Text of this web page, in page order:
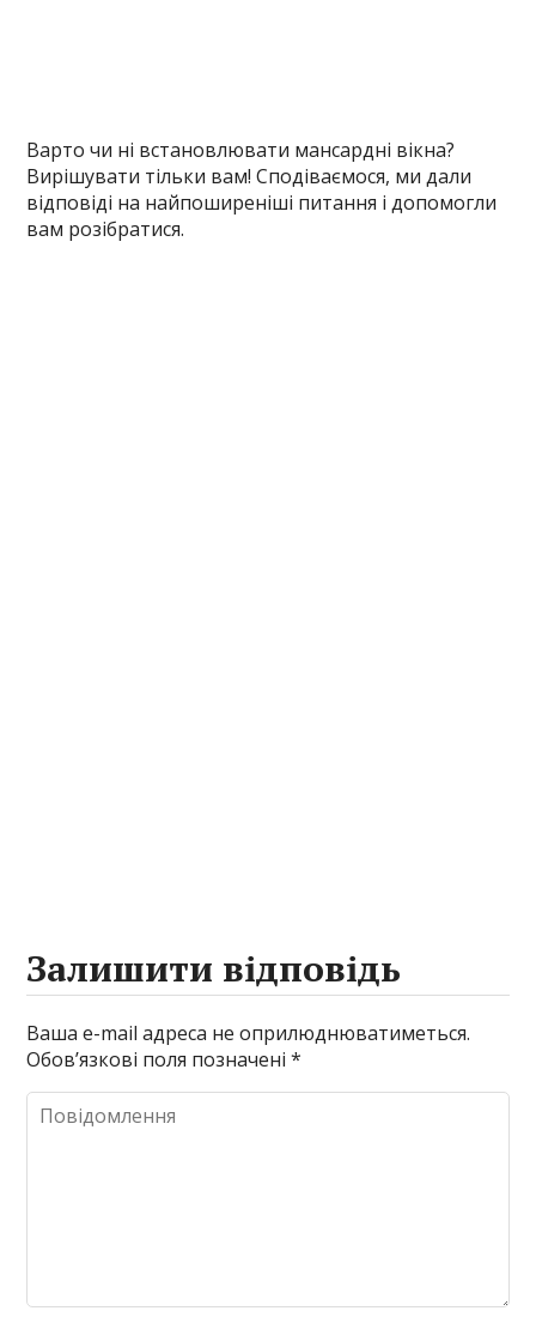
Варто чи ні встановлювати мансардні вікна?
Вирішувати тільки вам! Сподіваємося, ми дали
відповіді на найпоширеніші питання і допомогли
вам розібратися.
Залишити відповідь
Ваша e-mail адреса не оприлюднюватиметься.
Обов’язкові поля позначені*